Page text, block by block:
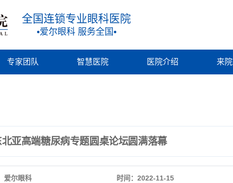
全国连锁专业眼科医院
•爱尔眼科 服务全国•
专家团队 智慧医院 医院介绍 来
亚高端糖尿病专题圆桌论坛圆满落幕
爱尔眼科 时间：2022-11-15